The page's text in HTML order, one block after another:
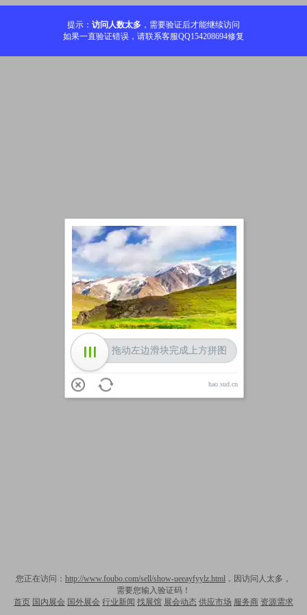
提示： 访问人数太多 ，需要验证后才能继续访问
如果一直验证错误，请联系客服QQ154208694修复
您正在访问： http://www.foubo.com/sell/show-ueeayfyylz.html ，因访问人太多，
需要您输入验证码！
首页 国内展会 国外展会 行业新闻 找展馆 展会动态 供应市场 服务商 资源需求
加载中
拖动左边滑块完成上方拼图
hao.sud.cn